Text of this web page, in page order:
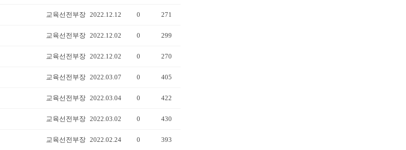
교육선전부장 2022.12.12 0 271
교육선전부장 2022.12.02 0 299
교육선전부장 2022.12.02 0 270
교육선전부장 2022.03.07 0 405
교육선전부장 2022.03.04 0 422
교육선전부장 2022.03.02 0 430
교육선전부장 2022.02.24 0 393